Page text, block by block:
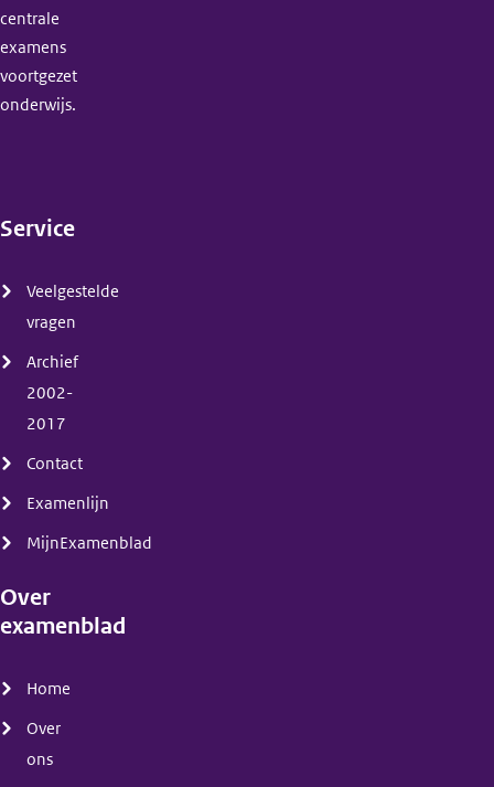
centrale
examens
voortgezet
onderwijs.
Service
Veelgestelde
vragen
Archief
2002-
2017
Contact
Examenlijn
MijnExamenblad
Over
examenblad
Home
Over
ons